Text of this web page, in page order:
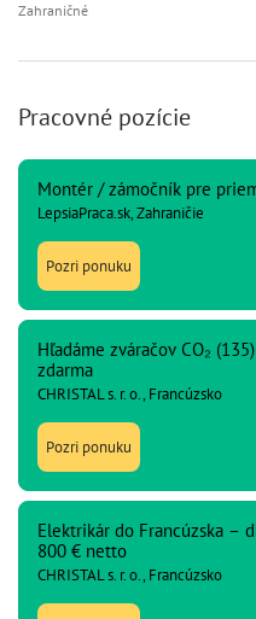
Zahraničné
Pracovné pozície
Montér / zámočník pre
LepsiaPraca.sk, Zahraničie
Pozri ponuku
Hľadáme zváračov CO₂
zdarma
CHRISTAL s. r. o., Francúzsko
Pozri ponuku
Elektrikár do Francúzska –
800 € netto
CHRISTAL s. r. o., Francúzsko